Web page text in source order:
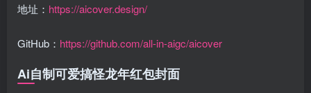
地址： https://aicover.design/
GitHub： https://github.com/all-in-aigc/aicover
Ai自制可爱搞怪龙年红包封面